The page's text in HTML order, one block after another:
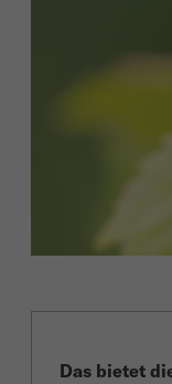
Das bietet